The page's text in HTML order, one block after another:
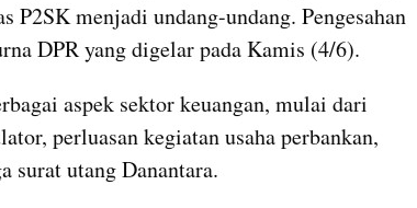
P2SK menjadi undang-undang. Pengesahan
DPR yang digelar pada Kamis (4/6).
aspek sektor keuangan, mulai dari
perluasan kegiatan usaha perbankan,
surat utang Danantara.